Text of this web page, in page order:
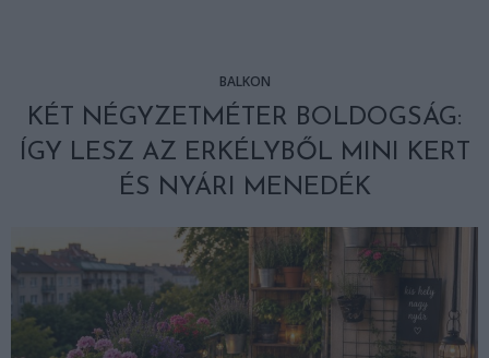
BALKON
KÉT NÉGYZETMÉTER BOLDOGSÁG:
ÍGY LESZ AZ ERKÉLYBŐL MINI KERT
ÉS NYÁRI MENEDÉK